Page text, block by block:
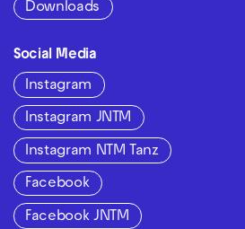
Downloads
Social Media
Instagram
Instagram JNTM
Instagram NTM Tanz
Facebook
Facebook JNTM